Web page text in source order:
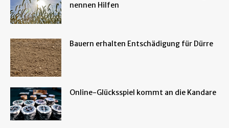
nennen Hilfen
Bauern erhalten Entschädigung für Dürre
Online-Glücksspiel kommt an die Kandare